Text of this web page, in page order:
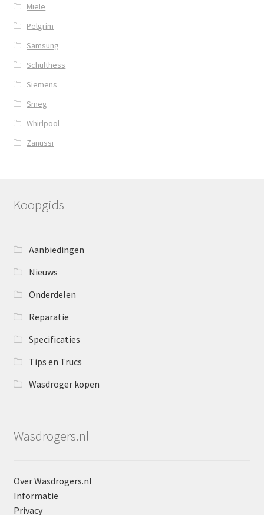
Miele
Pelgrim
Samsung
Schulthess
Siemens
Smeg
Whirlpool
Zanussi
Koopgids
Aanbiedingen
Nieuws
Onderdelen
Reparatie
Specificaties
Tips en Trucs
Wasdroger kopen
Wasdrogers.nl
Over Wasdrogers.nl
Informatie
Privacy